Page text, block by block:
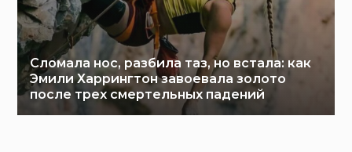
Сломала нос, разбила таз, но встала: как
Эмили Харрингтон завоевала золото
после трех смертельных падений